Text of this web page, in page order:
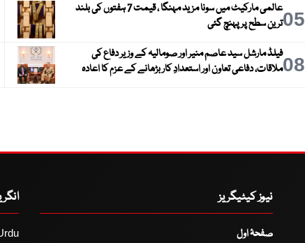
05
عالمی مارکیٹ میں سونا مزید مہنگا ، قیمت 7 ہفتوں کی بلند
ترین سطح پر پہنچ گئی
08فیلڈ مارشل سید عاصم منیر اور صومالیہ کے وزیر دفاع کی
ملاقات، دفاعی تعاون اور استعدادِ کار بڑھانے کے عزم کا اعادہ
نیوز کیٹیگریز
صفحۂ اول